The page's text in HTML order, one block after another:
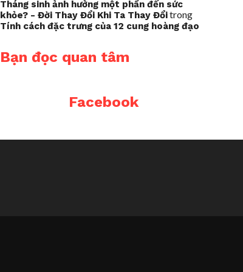
Tháng sinh ảnh hưởng một phần đến sức
khỏe? - Đời Thay Đổi Khi Ta Thay Đổitrong
Tính cách đặc trưng của 12 cung hoàng đạo
Bạn đọc quan tâm
Facebook